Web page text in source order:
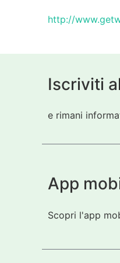
http://
Iscriviti
e rimani
App
Scopri l'app